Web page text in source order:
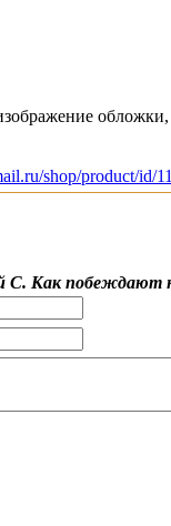
shop/product/id/
С. Как побеждают